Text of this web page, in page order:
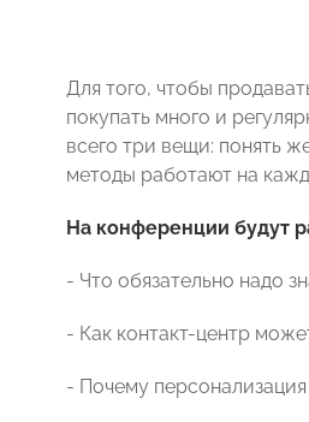
Для того, чтобы
покупать много и
всего три вещи: понять
методы работают на
На конференции будут
- Что обязательно надо
- Как контакт-центр
- Почему